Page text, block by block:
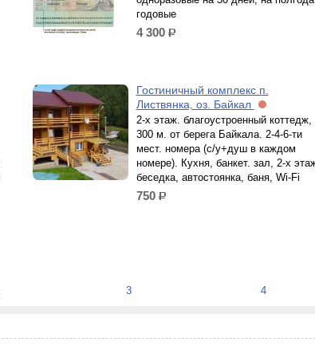
годовые
4 300 р.
Гостиничный комплекс п.
Листвянка, оз. Байкал
2-х этаж. благоустроенный коттедж,
300 м. от берега Байкала. 2-4-6-ти
мест. номера (с/у+душ в каждом
номере). Кухня, банкет. зал, 2-х
беседка, автостоянка, баня, Wi-Fi
750 р.
3 4